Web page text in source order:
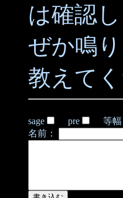
は確認
ぜか鳴
教えて
sage pre 等幅
名前：